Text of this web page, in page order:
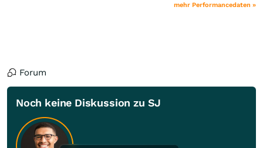
mehr Performancedaten »
Forum
Noch keine Diskussion zu SJ